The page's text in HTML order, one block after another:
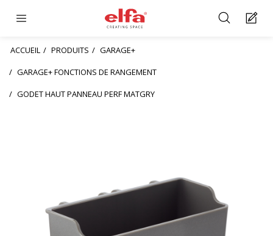
ACCUEIL PRODUITS
GARAGE+
GARAGE+ FONCTIONS DE RANGEMENT
GODET HAUT PANNEAU PERF MATGRY